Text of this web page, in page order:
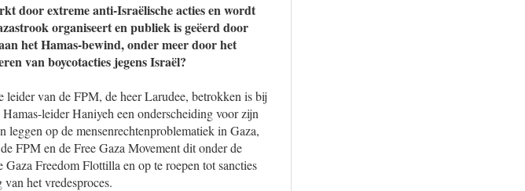
door extreme anti-Israëlische acties en wordt
organiseert en publiek is geëerd door
het Hamas-bewind, onder meer door het
van boycotacties jegens Israël?
leider van de FPM, de heer Larudee, betrokken is bij
leider Haniyeh een onderscheiding voor zijn
op de mensenrechtenproblematiek in Gaza,
FPM en de Free Gaza Movement dit onder de
Freedom Flottilla en op te roepen tot sancties
het vredesproces.